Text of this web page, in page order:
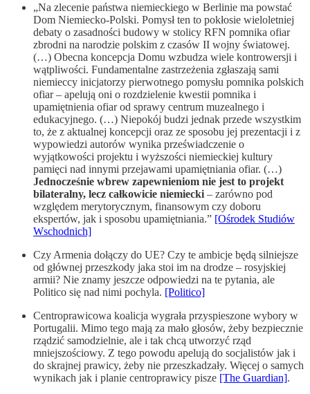
„Na zlecenie państwa niemieckiego w Berlinie ma powstać
Dom Niemiecko-Polski. Pomysł ten to pokłosie wieloletniej
debaty o zasadności budowy w stolicy RFN pomnika ofiar
zbrodni na narodzie polskim z czasów II wojny światowej.
(…) Obecna koncepcja Domu wzbudza wiele kontrowersji i
wątpliwości. Fundamentalne zastrzeżenia zgłaszają sami
niemieccy inicjatorzy pierwotnego pomysłu pomnika polskich
ofiar – apelują oni o rozdzielenie kwestii pomnika i
upamiętnienia ofiar od sprawy centrum muzealnego i
edukacyjnego. (…) Niepokój budzi jednak przede wszystkim
to, że z aktualnej koncepcji oraz ze sposobu jej prezentacji i z
wypowiedzi autorów wynika przeświadczenie o
wyjątkowości projektu i wyższości niemieckiej kultury
pamięci nad innymi przejawami upamiętniania ofiar. (…)
Jednocześnie wbrew zapewnieniom nie jest to projekt
bilateralny, lecz całkowicie niemiecki – zarówno pod
względem merytorycznym, finansowym czy doboru
ekspertów, jak i sposobu upamiętniania.” [Ośrodek Studiów
Wschodnich]
Czy Armenia dołączy do UE? Czy te ambicje będą silniejsze
od głównej przeszkody jaka stoi im na drodze – rosyjskiej
armii? Nie znamy jeszcze odpowiedzi na te pytania, ale
Politico się nad nimi pochyla. [Politico]
Centroprawicowa koalicja wygrała przyspieszone wybory w
Portugalii. Mimo tego mają za mało głosów, żeby bezpiecznie
rządzić samodzielnie, ale i tak chcą utworzyć rząd
mniejszościowy. Z tego powodu apelują do socjalistów jak i
do skrajnej prawicy, żeby nie przeszkadzały. Więcej o samych
wynikach jak i planie centroprawicy pisze [The Guardian].